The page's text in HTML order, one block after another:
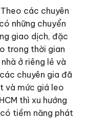
Theo các chuyên
những chuyển
giao dịch, đặc
trong thời gian
ở riêng lẻ và
chuyên gia đã
và mức giá leo
thì xu hướng
tiềm năng phát